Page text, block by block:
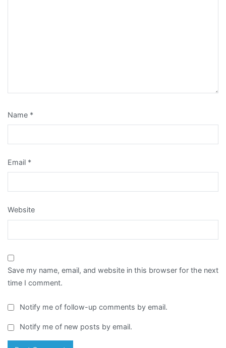
Name *
Email *
Website
Save my name, email, and website in this browser for the next
time I comment.
Notify me of follow-up comments by email.
Notify me of new posts by email.